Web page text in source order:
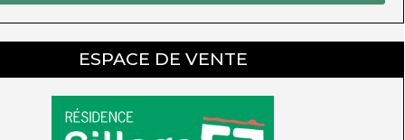
ESPACE DE VENTE